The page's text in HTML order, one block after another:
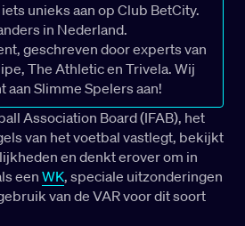
unieks aan op Club BetCity.
in Nederland.
geschreven door experts van
The Athletic en Trivela. Wij
aan Slimme Spelers aan!
Association Board (IFAB), het
van het voetbal vastlegt, bekijkt
en denkt erover om in
een WK, speciale uitzonderingen
van de VAR voor dit soort